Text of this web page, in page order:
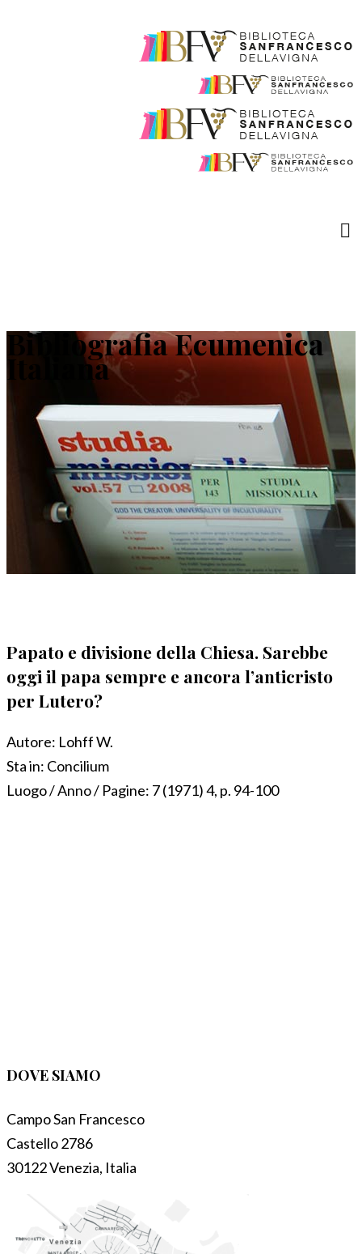
Bibliografia Ecumenica
Italiana
Papato e divisione della Chiesa. Sarebbe
oggi il papa sempre e ancora l’anticristo
per Lutero?
Autore: Lohff W.
Sta in: Concilium
Luogo / Anno / Pagine: 7 (1971) 4, p. 94-100
DOVE SIAMO
Campo San Francesco
Castello 2786
30122 Venezia, Italia